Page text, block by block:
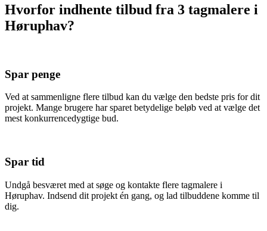
Hvorfor indhente tilbud fra 3 tagmalere i
Høruphav?
Spar penge
Ved at sammenligne flere tilbud kan du vælge den bedste pris for dit
projekt. Mange brugere har sparet betydelige beløb ved at vælge det
mest konkurrencedygtige bud.
Spar tid
Undgå besværet med at søge og kontakte flere tagmalere i
Høruphav. Indsend dit projekt én gang, og lad tilbuddene komme til
dig.